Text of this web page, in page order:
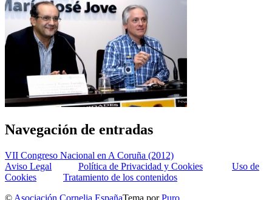
Navegación de entradas
VII Congreso Nacional en A Coruña (2012)
Aviso Legal
Política de Privacidad y Cookies
Uso de
Cookies
Tratamiento de los contenidos
© Asociación Cornelia EspañaTema porPuro